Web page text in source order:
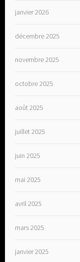
janvier 2026
décembre 2025
novembre 2025
octobre 2025
août 2025
juillet 2025
juin 2025
mai 2025
avril 2025
mars 2025
janvier 2025